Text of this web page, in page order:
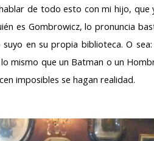
de todo esto con mi hijo,
es Gombrowicz, lo pronuncia
en su propia biblioteca. O
mismo que un Batman o un
imposibles se hagan realidad.